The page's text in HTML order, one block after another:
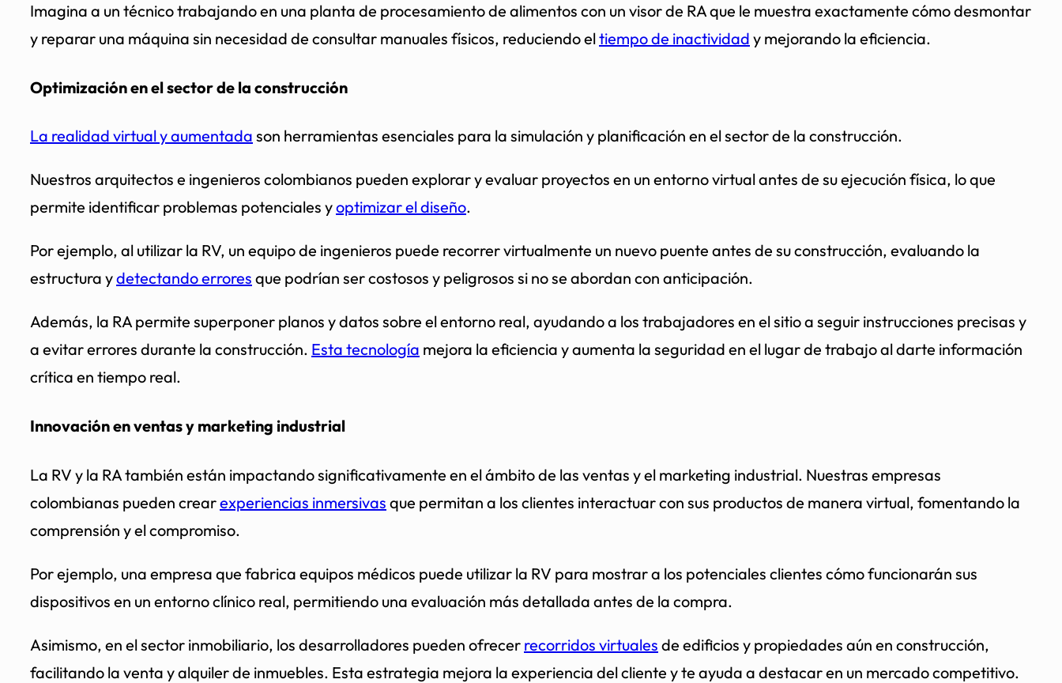
Imagina a un técnico trabajando en una planta de procesamiento de alimentos con un visor de RA que le muestra exactamente cómo desmontar
y reparar una máquina sin necesidad de consultar manuales físicos, reduciendo eltiempo de inactividad y mejorando la eficiencia.
Optimización en el sector de la construcción
La realidad virtual y aumentada son herramientas esenciales para la simulación y planificación en el sector de la construcción.
Nuestros arquitectos e ingenieros colombianos pueden explorar y evaluar proyectos en un entorno virtual antes de su ejecución física, lo que
permite identificar problemas potenciales yoptimizar el diseño.
Por ejemplo, al utilizar la RV, un equipo de ingenieros puede recorrer virtualmente un nuevo puente antes de su construcción, evaluando la
estructura ydetectando errores que podrían ser costosos y peligrosos si no se abordan con anticipación.
Además, la RA permite superponer planos y datos sobre el entorno real, ayudando a los trabajadores en el sitio a seguir instrucciones precisas y
a evitar errores durante la construcción. Esta tecnología mejora la eficiencia y aumenta la seguridad en el lugar de trabajo al darte información
crítica en tiempo real.
Innovación en ventas y marketing industrial
La RV y la RA también están impactando significativamente en el ámbito de las ventas y el marketing industrial. Nuestras empresas
colombianas pueden crearexperiencias inmersivas que permitan a los clientes interactuar con sus productos de manera virtual, fomentando la
comprensión y el compromiso.
Por ejemplo, una empresa que fabrica equipos médicos puede utilizar la RV para mostrar a los potenciales clientes cómo funcionarán sus
dispositivos en un entorno clínico real, permitiendo una evaluación más detallada antes de la compra.
Asimismo, en el sector inmobiliario, los desarrolladores pueden ofrecer recorridos virtuales de edificios y propiedades aún en construcción,
facilitando la venta y alquiler de inmuebles. Esta estrategia mejora la experiencia del cliente y te ayuda a destacar en un mercado competitivo.